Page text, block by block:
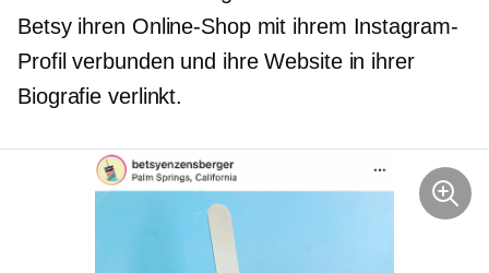
Betsy ihren Online-Shop mit ihrem Instagram-
Profil verbunden und ihre Website in ihrer
Biografie verlinkt.